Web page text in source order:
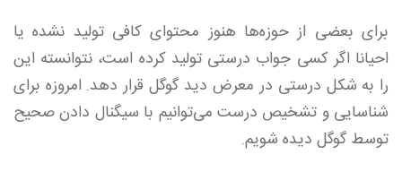
برای بعضی از حوزه‌ها هنوز محتوای کافی تولید نشده یا
احیانا اگر کسی جواب درستی تولید کرده است، نتوانسته این
را به شکل درستی در معرض دید گوگل قرار دهد. امروزه برای
شناسایی و تشخیص درست می‌توانیم با سیگنال دادن صحیح
توسط گوگل دیده شویم.